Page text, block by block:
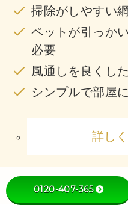
掃除がしやすい
ペットが引っか
必要
風通しを良くし
シンプルで部屋
詳し
0120-407-365